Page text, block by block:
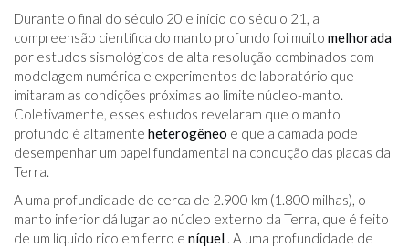
Durante o final do século 20 e início do século 21, a
compreensão científica do manto profundo foi muito melhorada
por estudos sismológicos de alta resolução combinados com
modelagem numérica e experimentos de laboratório que
imitaram as condições próximas ao limite núcleo-manto.
Coletivamente, esses estudos revelaram que o manto
profundo é altamente heterogêneo e que a camada pode
desempenhar um papel fundamental na condução das placas da
Terra.
A uma profundidade de cerca de 2.900 km (1.800 milhas), o
manto inferior dá lugar ao núcleo externo da Terra, que é feito
de um líquido rico em ferro e níquel . A uma profundidade de